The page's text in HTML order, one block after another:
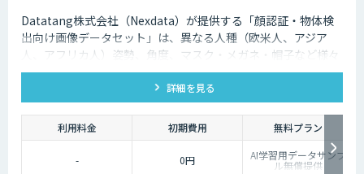
Datatang株式会社（Nexdata）が提供する「顔認証・物体検
出向け画像データセット」は、異なる人種（欧米人、アジア
人、アフリカ人）姿勢、角度、マスク・メガネ・帽子など様々
な状況をカバー、総計500万枚を超えています。
詳細を見る
利用料金 初期費用 無料プラン
- 0円 AI学習用データサンプ
ル無償提供